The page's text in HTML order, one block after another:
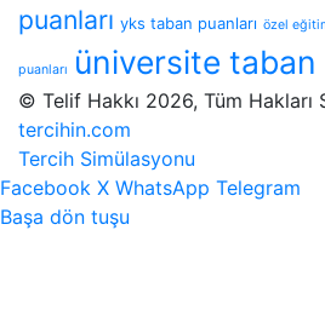
puanları yks taban puanları özel
puanları üniversite taban
© Telif Hakkı 2026, Tüm Hakları
tercihin.com
Tercih Simülasyonu
Facebook X WhatsApp Telegram
Başa dön tuşu